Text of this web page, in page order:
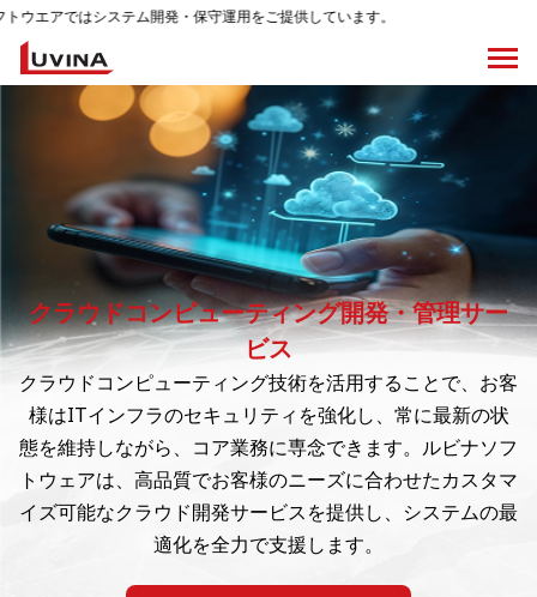
システム開発・保守運用をご提供しています。
クラウドコンピューティング開発・管理サー
ビス
クラウドコンピューティング技術を活用することで、お客
様はITインフラのセキュリティを強化し、常に最新の状
態を維持しながら、コア業務に専念できます。ルビナソフ
トウェアは、高品質でお客様のニーズに合わせたカスタマ
イズ可能なクラウド開発サービスを提供し、システムの最
適化を全力で支援します。